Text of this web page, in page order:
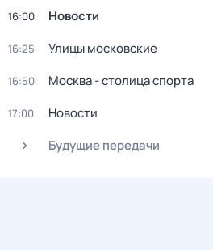
16:00 Новости
16:25 Улицы московские
16:50 Москва - столица спорта
17:00
Новости
Будущие передачи